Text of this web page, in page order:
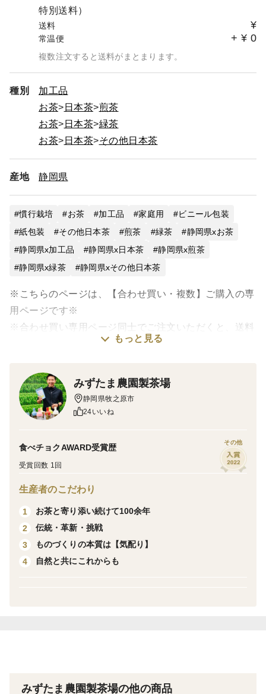
特別送料）
送料 ¥
常温便 + ¥ 0
複数注文すると送料がまとまります。
種別
加工品
お茶
日本茶 煎茶
お茶
日本茶 緑茶
お茶
日本茶 その他日本茶
産地 静岡県
慣行栽培 お茶 加工品 家庭用
ビニール包装
紙包装
その他日本茶 煎茶 緑茶
静岡県xお茶
静岡県x加工品
静岡県x日本茶
静岡県x煎茶
静岡県x緑茶
静岡県xその他日本茶
※こちらのページは、【合わせ買い・複数】ご購入の専
用ページです※
※合わせ買い専用ページ同士でご注文いただくと、送料
＝＝＝＝＝＝＝＝＝＝＝＝＝＝＝＝＝＝＝＝
日本を代表するお茶処、静岡県牧之原市のお茶農家兼工
製茶問屋さんに出していないものですので、他の地域や
『100%純正な牧之原の深蒸し茶』です！
【五日摘み】
もっと見る
みずたま農園製茶場
静岡県牧之原市
24いいね
食べチョクAWARD受賞歴
受賞回数 1回
その他
生産者のこだわり
1
お茶と寄り添い続けて100余年
2
伝統・革新・挑戦
3
ものづくりの本質は【気配り】
4
自然と共にこれからも
みずたま農園製茶場の他の商品